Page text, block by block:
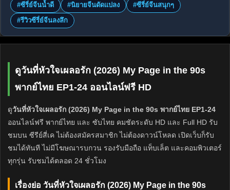
#ซีรี่ย์จีนน้ำดี
#นิยายจีนดัดแปลง
#ซีรี่ย์จีนสนุกๆ
#รีวิวซีรี่ย์จีนลงลึก
ดูวันที่หัวใจเผลอรัก (2026) My Page in the 90s
พากย์ไทย EP1-24 ออนไลน์ฟรี HD
ดูวันที่หัวใจเผลอรัก (2026) My Page in the 90s พากย์ไทย EP1-24
ออนไลน์ฟรี พากย์ไทย และ ซับไทย คมชัดระดับ HD และ Full HD รับ
ชมบน ซีรีย์สี่เค ไม่ต้องสมัครสมาชิก ไม่ต้องดาวน์โหลด เปิดเว็บก็รับ
ชมได้ทันที ไม่มีโฆษณารบกวน รองรับมือถือ แท็บเล็ต และคอมพิวเตอร์
ทุกรุ่น รับชมได้ตลอด 24 ชั่วโมง
เรื่องย่อ วันที่หัวใจเผลอรัก (2026) My Page in the 90s